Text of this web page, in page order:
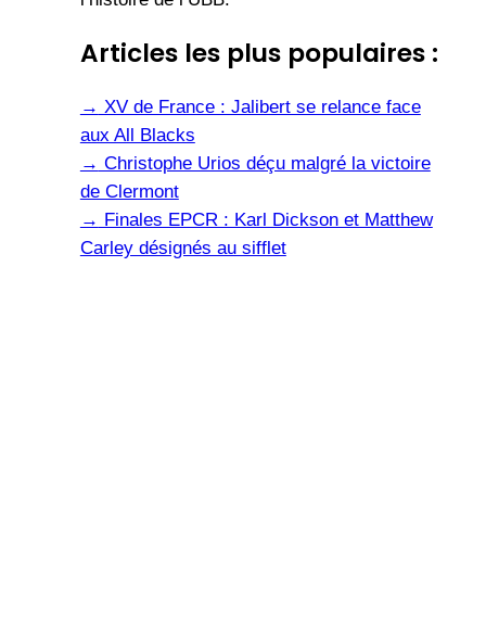
Articles les plus populaires :
→ XV de France : Jalibert se relance face
aux All Blacks
→ Christophe Urios déçu malgré la victoire
de Clermont
→ Finales EPCR : Karl Dickson et Matthew
Carley désignés au sifflet